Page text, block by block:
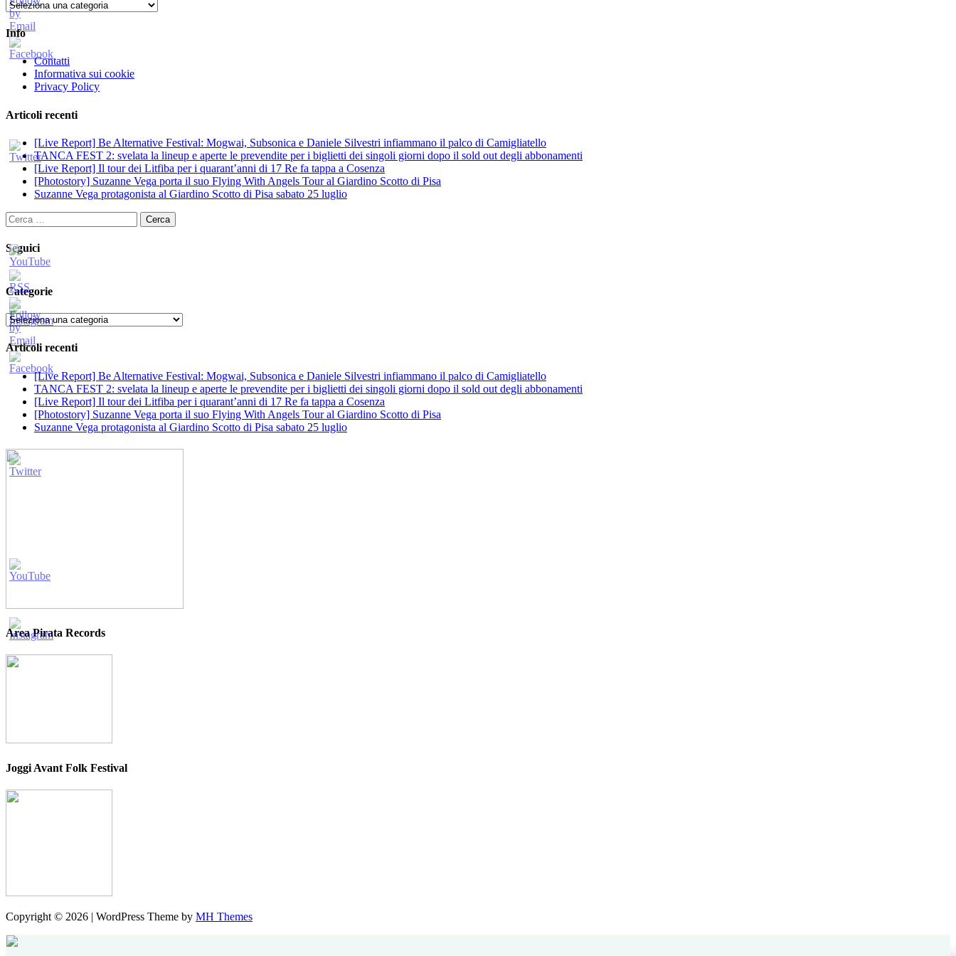
Categorie
Info
Contatti
Informativa sui cookie
Privacy Policy
Articoli recenti
[Live Report] Be Alternative Festival: Mogwai, Subsonica e Daniele Silvestri infiammano il palco di Camigliatello
TANCA FEST 2: svelata la lineup e aperte le prevendite per i biglietti dei singoli giorni dopo il sold out degli abbonamenti
[Live Report] Il tour dei Litfiba per i quarant’anni di 17 Re fa tappa a Cosenza
[Photostory] Suzanne Vega porta il suo Flying With Angels Tour al Giardino Scotto di Pisa
Suzanne Vega protagonista al Giardino Scotto di Pisa sabato 25 luglio
Ricerca
per:
Seguici
Categorie
Categorie
Articoli recenti
[Live Report] Be Alternative Festival: Mogwai, Subsonica e Daniele Silvestri infiammano il palco di Camigliatello
TANCA FEST 2: svelata la lineup e aperte le prevendite per i biglietti dei singoli giorni dopo il sold out degli abbonamenti
[Live Report] Il tour dei Litfiba per i quarant’anni di 17 Re fa tappa a Cosenza
[Photostory] Suzanne Vega porta il suo Flying With Angels Tour al Giardino Scotto di Pisa
Suzanne Vega protagonista al Giardino Scotto di Pisa sabato 25 luglio
Area Pirata Records
Joggi Avant Folk Festival
Copyright © 2026 | WordPress Theme by MH Themes